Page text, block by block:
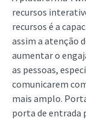
recursos
recursos é a
assim a atenção
aumentar o
as pessoas,
comunicarem
mais amplo.
porta de entrada